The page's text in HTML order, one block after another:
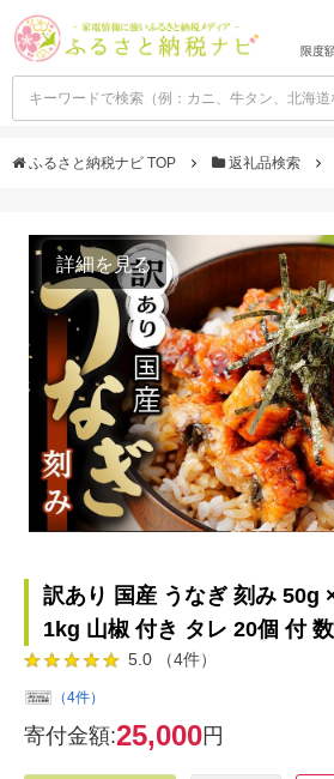
限度
ふるさと納税ナビ TOP 返礼品検索
詳細を見る
訳あり 国産 うなぎ 刻み 50g
1kg 山椒 付き タレ 20個 付
5.0 （4件）
（4件）
寄付金額:25,000円